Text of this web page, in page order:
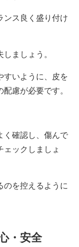
ンス良く盛り付け
ましょう。
すいように、皮を
慮が必要です。
く確認し、傷んで
ェックしましょ
のを控えるように
・安全